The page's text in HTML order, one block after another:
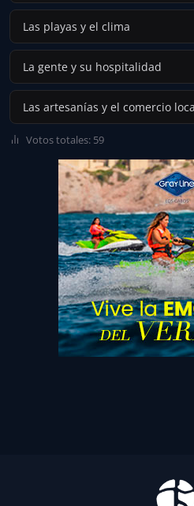
Las playas y el clima
La gente y su hospitalidad
Las artesanías y el comercio
Votos totales: 59